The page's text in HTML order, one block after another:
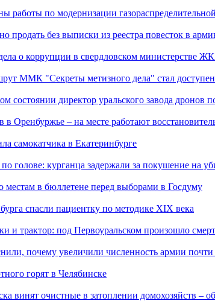
работы по модернизации
продать без выписки из реестра повесток в
о коррупции в свердловском министерстве
ММК "Секреты метизного дела" стал доступен
состоянии директор уральского завода дронов
в Оренбуржье – на месте работают
самокатчика в Екатеринбурге
по голове: курганца задержали за покушение на
местам в бюллетене перед выборами в Госдуму
спасли пациентку по методике XIX века
и трактор: под Первоуральском произошло
почему увеличили численность армии почти
горят в Челябинске
винят очистные в затоплении домохозяйств –